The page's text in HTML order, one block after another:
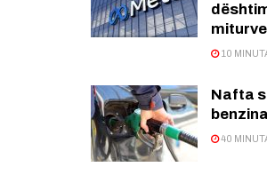
miturve
10
Nafta
40